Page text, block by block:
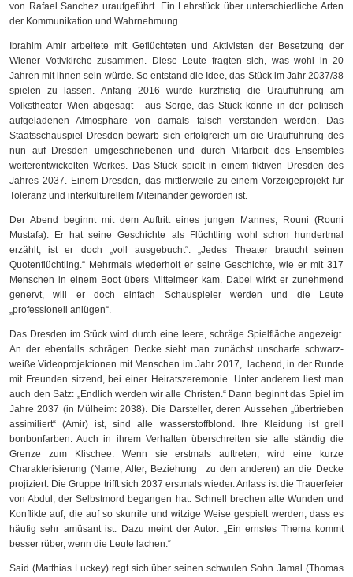
von Rafael Sanchez uraufgeführt. Ein Lehrstück über unterschiedliche Arten
der Kommunikation und Wahrnehmung.
Ibrahim Amir arbeitete mit Geflüchteten und Aktivisten der Besetzung der
Wiener Votivkirche zusammen. Diese Leute fragten sich, was wohl in 20
Jahren mit ihnen sein würde. So entstand die Idee, das Stück im Jahr 2037/38
spielen zu lassen. Anfang 2016 wurde kurzfristig die Uraufführung am
Volkstheater Wien abgesagt - aus Sorge, das Stück könne in der politisch
aufgeladenen Atmosphäre von damals falsch verstanden werden. Das
Staatsschauspiel Dresden bewarb sich erfolgreich um die Uraufführung des
nun auf Dresden umgeschriebenen und durch Mitarbeit des Ensembles
weiterentwickelten Werkes. Das Stück spielt in einem fiktiven Dresden des
Jahres 2037. Einem Dresden, das mittlerweile zu einem Vorzeigeprojekt für
Toleranz und interkulturellem Miteinander geworden ist.
Der Abend beginnt mit dem Auftritt eines jungen Mannes, Rouni (Rouni
Mustafa). Er hat seine Geschichte als Flüchtling wohl schon hundertmal
erzählt, ist er doch „voll ausgebucht“: „Jedes Theater braucht seinen
Quotenflüchtling.“ Mehrmals wiederholt er seine Geschichte, wie er mit 317
Menschen in einem Boot übers Mittelmeer kam. Dabei wirkt er zunehmend
genervt, will er doch einfach Schauspieler werden und die Leute
„professionell anlügen“.
Das Dresden im Stück wird durch eine leere, schräge Spielfläche angezeigt.
An der ebenfalls schrägen Decke sieht man zunächst unscharfe schwarz-
weiße Videoprojektionen mit Menschen im Jahr 2017, lachend, in der Runde
mit Freunden sitzend, bei einer Heiratszeremonie. Unter anderem liest man
auch den Satz: „Endlich werden wir alle Christen.“ Dann beginnt das Spiel im
Jahre 2037 (in Mülheim: 2038). Die Darsteller, deren Aussehen „übertrieben
assimiliert“ (Amir) ist, sind alle wasserstoffblond. Ihre Kleidung ist grell
bonbonfarben. Auch in ihrem Verhalten überschreiten sie alle ständig die
Grenze zum Klischee. Wenn sie erstmals auftreten, wird eine kurze
Charakterisierung (Name, Alter, Beziehung zu den anderen) an die Decke
projiziert. Die Gruppe trifft sich 2037 erstmals wieder. Anlass ist die Trauerfeier
von Abdul, der Selbstmord begangen hat. Schnell brechen alte Wunden und
Konflikte auf, die auf so skurrile und witzige Weise gespielt werden, dass es
häufig sehr amüsant ist. Dazu meint der Autor: „Ein ernstes Thema kommt
besser rüber, wenn die Leute lachen.“
Said (Matthias Luckey) regt sich über seinen schwulen Sohn Jamal (Thomas